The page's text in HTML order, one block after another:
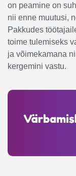
on peamine on
nii enne muutusi,
Pakkudes
toime tulemiseks
ja võimekamana
kergemini vastu.